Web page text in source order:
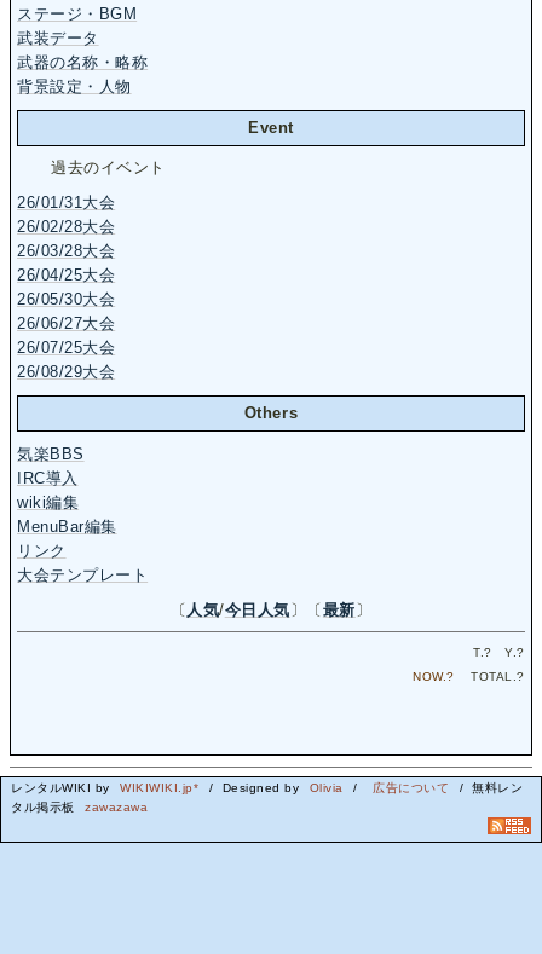
ステージ・BGM
武装データ
武器の名称・略称
背景設定・人物
Event
過去のイベント
26/01/31大会
26/02/28大会
26/03/28大会
26/04/25大会
26/05/30大会
26/06/27大会
26/07/25大会
26/08/29大会
Others
気楽BBS
IRC導入
wiki編集
MenuBar編集
リンク
大会テンプレート
〔 人気/今日人気 〕〔 最新 〕
T.? Y.?
NOW.? TOTAL.?
レンタルWIKI by WIKIWIKI.jp* / Designed by Olivia / 広告について
/ 無料レン
タル掲示板
zawazawa